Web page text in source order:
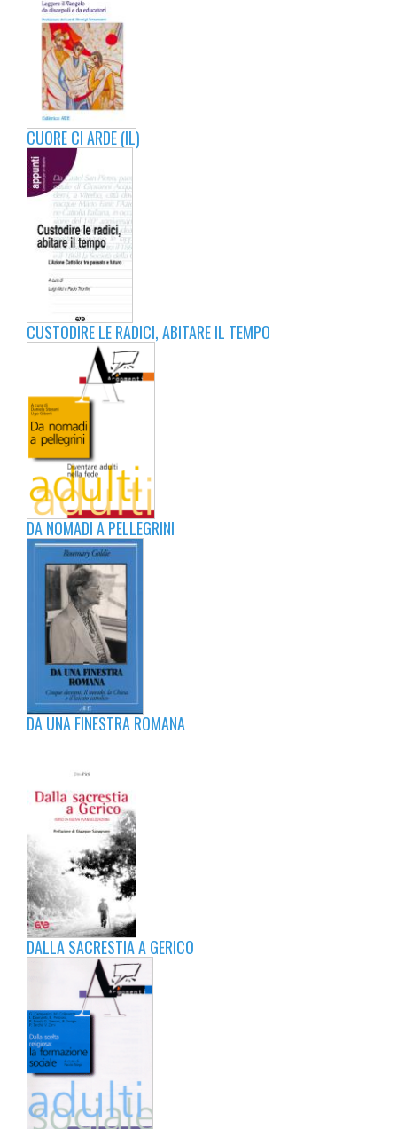
CUORE CI ARDE (IL)
CUSTODIRE LE RADICI, ABITARE IL TEMPO
DA NOMADI A PELLEGRINI
DA UNA FINESTRA ROMANA
DALLA SACRESTIA A GERICO